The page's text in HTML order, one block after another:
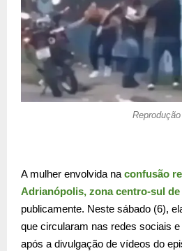
Reprodução
A mulher envolvida na confusão
Adrianópolis, zona centro-sul de
publicamente. Neste sábado (6),
que circularam nas redes sociais
após a divulgação de vídeos do